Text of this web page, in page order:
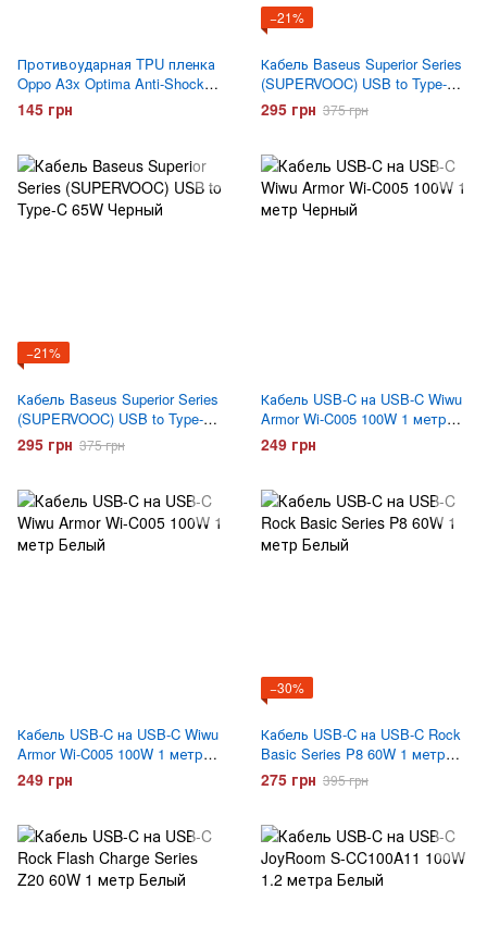
Противоударная TPU пленка
Oppo A3x Optima Anti-Shock
Матовая
145 грн
−21%
Кабель Baseus Superior Series
(SUPERVOOC) USB to Type-C
65W Белый
295 грн 375 грн
−21%
Кабель Baseus Superior Series
(SUPERVOOC) USB to Type-C
65W Черный
295 грн 375 грн
Кабель USB-C на USB-C Wiwu
Armor Wi-C005 100W 1 метр
Черный
249 грн
Кабель USB-C на USB-C Wiwu
Armor Wi-C005 100W 1 метр
Белый
249 грн
−30%
Кабель USB-C на USB-C Rock
Basic Series P8 60W 1 метр
Белый
275 грн 395 грн